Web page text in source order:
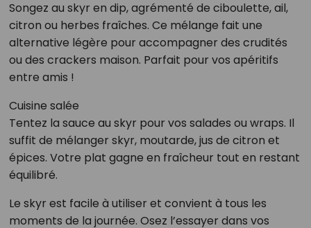
Songez au skyr en dip, agrémenté de ciboulette, ail,
citron ou herbes fraîches. Ce mélange fait une
alternative légère pour accompagner des crudités
ou des crackers maison. Parfait pour vos apéritifs
entre amis !
Cuisine salée
Tentez la sauce au skyr pour vos salades ou wraps. Il
suffit de mélanger skyr, moutarde, jus de citron et
épices. Votre plat gagne en fraîcheur tout en restant
équilibré.
Le skyr est facile à utiliser et convient à tous les
moments de la journée. Osez l’essayer dans vos